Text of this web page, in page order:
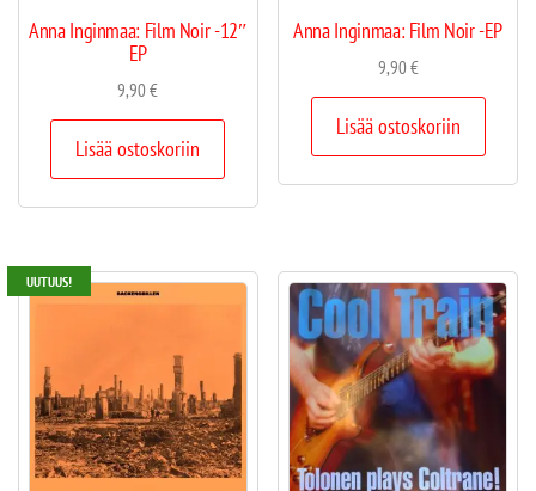
Anna Inginmaa: Film Noir -12″
EP
9,90€
Lisää ostoskoriin
Anna Inginmaa: Film Noir -EP
9,90€
Lisää ostoskoriin
UUTUUS!